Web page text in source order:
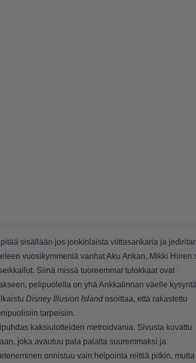
sisällään jos jonkinlaista viittasankaria ja
vuosikymmeniä vanhat Aku Ankan, Mikki Hiiren
Siinä missä tuoreemmat tulokkaat ovat
pelipuolella on yhä Ankkalinnan väelle
Disney Illusion Island osoittaa, että rakastettu
tarpeisiin.
kaksiulotteiden metroidvania. Sivusta kuvattu
joka avautuu pala palalta suuremmaksi ja
onnistuu vain helpointa reittiä pitkin, mutta